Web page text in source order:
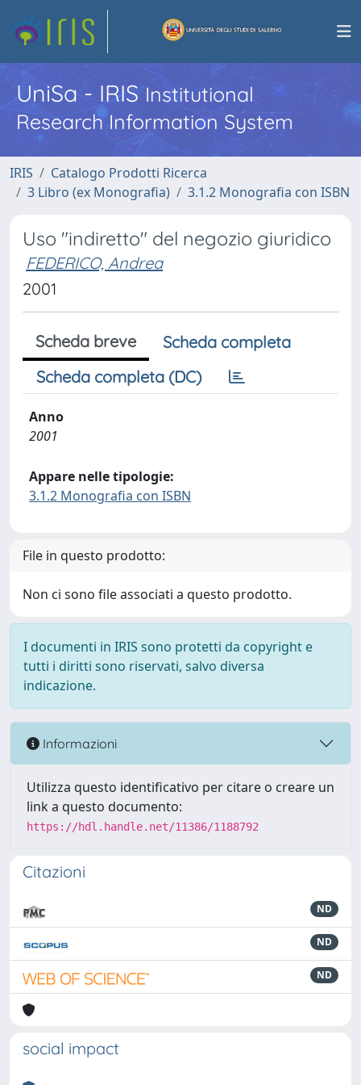
UniSa - IRISInstitutional
Research Information System
IRIS
Catalogo Prodotti Ricerca
3 Libro (ex Monografia)
3.1.2 Monografia con ISBN
Uso "indiretto" del negozio giuridico
FEDERICO, Andrea
2001
Scheda breve
Scheda completa
Scheda completa (DC)
Anno
2001
Appare nelle tipologie:
3.1.2 Monografia con ISBN
File in questo prodotto:
Non ci sono file associati a questo prodotto.
I documenti in IRIS sono protetti da copyright e
tutti i diritti sono riservati, salvo diversa
indicazione.
Informazioni
Utilizza questo identificativo per citare o creare un
link a questo documento:
https://hdl.handle.net/11386/1188792
Citazioni
ND
ND
ND
social impact